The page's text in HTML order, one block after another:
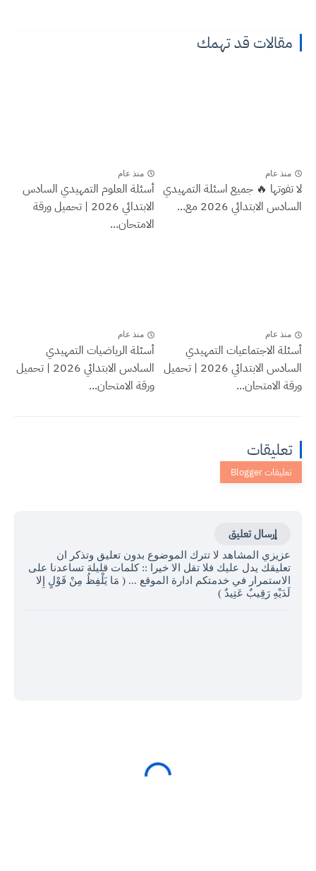
مقالات قد تهمك
منذ عام
لا تفوتها 🔥 جميع اسئلة التمهيدي
السادس الابتدائي 2026 مع...
منذ عام
أسئلة العلوم التمهيدي السادس
الابتدائي 2026 | تحميل ورقة
الامتحان...
منذ عام
أسئلة الاجتماعيات التمهيدي
السادس الابتدائي 2026 | تحميل
ورقة الامتحان...
منذ عام
أسئلة الرياضيات التمهيدي
السادس الابتدائي 2026 | تحميل
ورقة الامتحان...
تعليقات
إرسال تعليق
عزيزي المشاهد لا تترك الموضوع بدون تعليق وتذكر ان
تعليقك يدل عليك فلا تقل الا خيرا :: كلمات قليلة تساعدنا على
الاستمرار في خدمتكم ادارة الموقع ... ( مَا يَلْفِظُ مِنْ قَوْلٍ إِلا
لَدَيْهِ رَقِيبٌ عَتِيدٌ )